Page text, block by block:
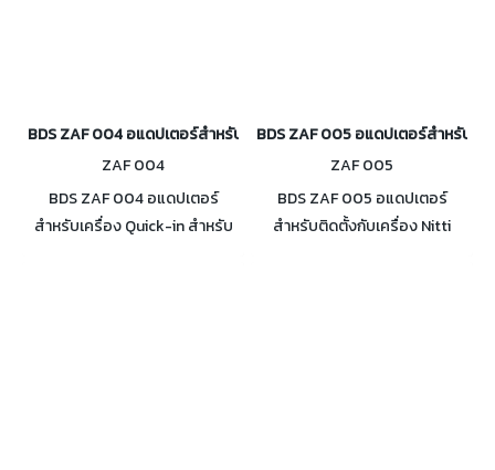
BDS ZAF 004 อแดปเตอร์สำหรับเครื่อง Quick-in สำหรับก้าน Weldon
ZAF 004
BDS ZAF 004 อแดปเตอร์
สำหรับเครื่อง Quick-in สำหรับ
BDS ZAF 005 อแดปเตอร์สำหรับติ
ZAF 005
BDS ZAF 005 อแดปเตอร์
สำหรับติดตั้งกับเครื่อง Nitti